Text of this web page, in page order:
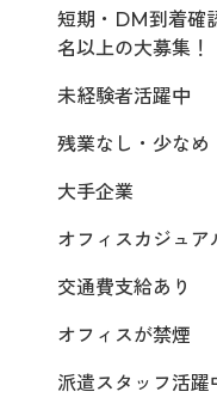
短期・DM到着確
名以上の大募集！
未経験者活躍中
残業なし・少なめ
大手企業
オフィスカジュア
交通費支給あり
オフィスが禁煙
派遣スタッフ活躍